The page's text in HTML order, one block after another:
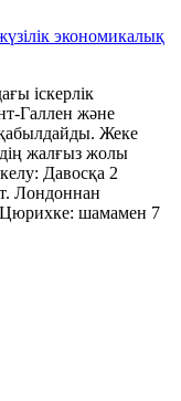
экономикалық
іскерлік
Галлен және
Жеке
жалғыз жолы
Давосқа 2
Лондоннан
шамамен 7